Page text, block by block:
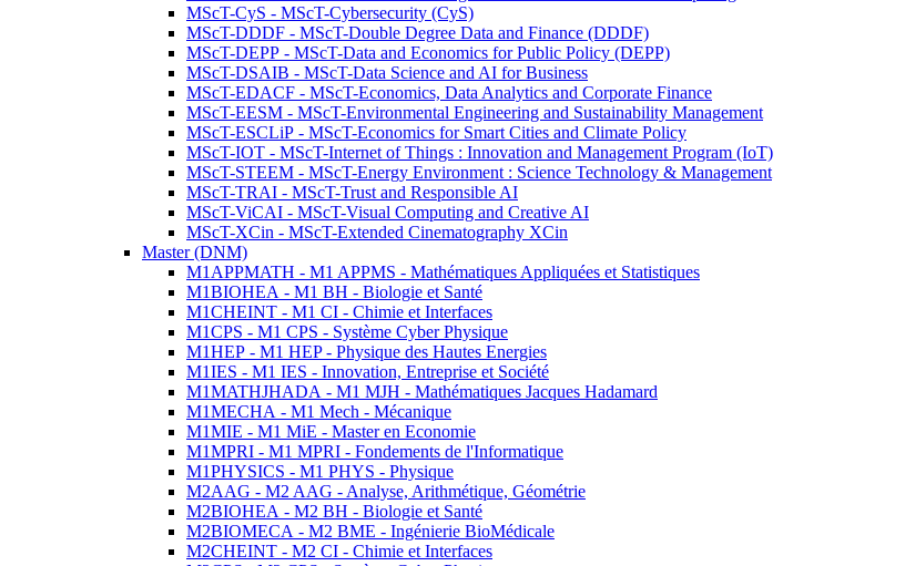
MScT-CyS - MScT-Cybersecurity (CyS)
MScT-DDDF - MScT-Double Degree Data and Finance (DDDF)
MScT-DEPP - MScT-Data and Economics for Public Policy (DEPP)
MScT-DSAIB - MScT-Data Science and AI for Business
MScT-EDACF - MScT-Economics, Data Analytics and Corporate Finance
MScT-EESM - MScT-Environmental Engineering and Sustainability Management
MScT-ESCLiP - MScT-Economics for Smart Cities and Climate Policy
MScT-IOT - MScT-Internet of Things : Innovation and Management Program (IoT)
MScT-STEEM - MScT-Energy Environment : Science Technology & Management
MScT-TRAI - MScT-Trust and Responsible AI
MScT-ViCAI - MScT-Visual Computing and Creative AI
MScT-XCin - MScT-Extended Cinematography XCin
Master (DNM)
M1APPMATH - M1 APPMS - Mathématiques Appliquées et Statistiques
M1BIOHEA - M1 BH - Biologie et Santé
M1CHEINT - M1 CI - Chimie et Interfaces
M1CPS - M1 CPS - Système Cyber Physique
M1HEP - M1 HEP - Physique des Hautes Energies
M1IES - M1 IES - Innovation, Entreprise et Société
M1MATHJHADA - M1 MJH - Mathématiques Jacques Hadamard
M1MECHA - M1 Mech - Mécanique
M1MIE - M1 MiE - Master en Economie
M1MPRI - M1 MPRI - Fondements de l'Informatique
M1PHYSICS - M1 PHYS - Physique
M2AAG - M2 AAG - Analyse, Arithmétique, Géométrie
M2BIOHEA - M2 BH - Biologie et Santé
M2BIOMECA - M2 BME - Ingénierie BioMédicale
M2CHEINT - M2 CI - Chimie et Interfaces